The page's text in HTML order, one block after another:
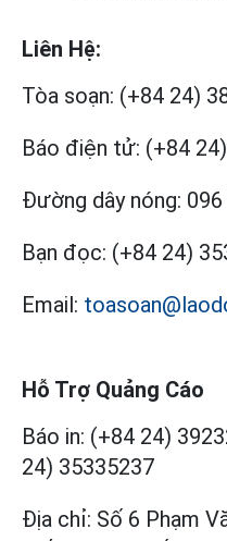
Liên Hệ:
Tòa soạn: (+84 24)
Báo điện tử: (+84
Đường dây nóng:
Bạn đọc: (+84 24)
Email:
Hỗ Trợ Quảng Cáo
Báo in: (+84 24)
24) 35335237
Địa chỉ: Số 6 Phạm